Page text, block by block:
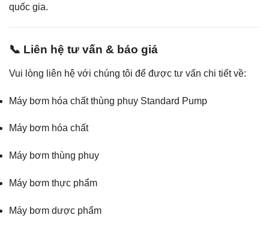
quốc gia.
📞 Liên hệ tư vấn & báo giá
Vui lòng liên hệ với chúng tôi để được tư vấn chi tiết về:
Máy bơm hóa chất thùng phuy Standard Pump
Máy bơm hóa chất
Máy bơm thùng phuy
Máy bơm thực phẩm
Máy bơm dược phẩm